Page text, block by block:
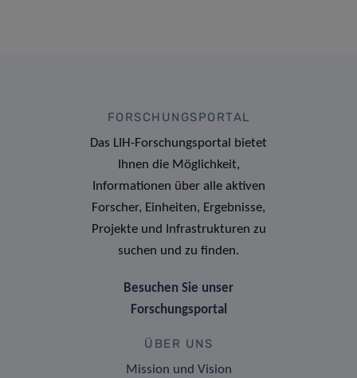
FORSCHUNGSPORTAL
Das LIH-Forschungsportal bietet
Ihnen die Möglichkeit,
Informationen über alle aktiven
Forscher, Einheiten, Ergebnisse,
Projekte und Infrastrukturen zu
suchen und zu finden.
Besuchen Sie unser
Forschungsportal
ÜBER UNS
Mission und Vision